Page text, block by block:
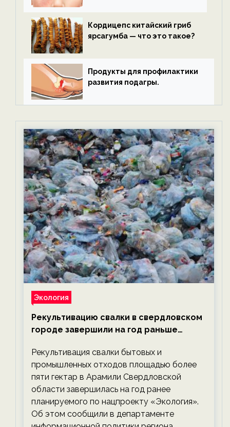
Кордицепс китайский гриб
ярсагумба — что это такое?
Продукты для профилактики
развития подагры.
Экология
Рекультивацию свалки в свердловском
городе завершили на год раньше
экологии на ECOportal
Рекультивация свалки бытовых и
промышленных отходов площадью более
пяти гектар в Арамили Свердловской
области завершилась на год ранее
планируемого по нацпроекту «Экология».
Об этом сообщили в департаменте